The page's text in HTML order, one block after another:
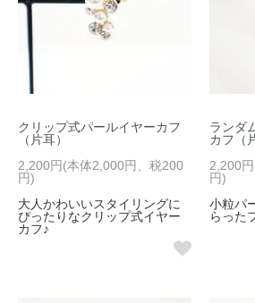
クリップ式パールイヤーカフ
（片耳）
2,200円(本体2,000円、税200
円)
大人かわいいスタイリングに
ぴったりなクリップ式イヤー
カフ♪
ランダ
カフ（
2,200
円)
小粒パ
らった